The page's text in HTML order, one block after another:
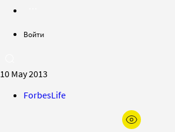
Войти
10 May 2013
ForbesLife